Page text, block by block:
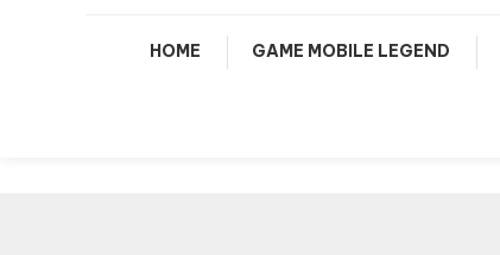
HOME GAME MOBILE LEGEND